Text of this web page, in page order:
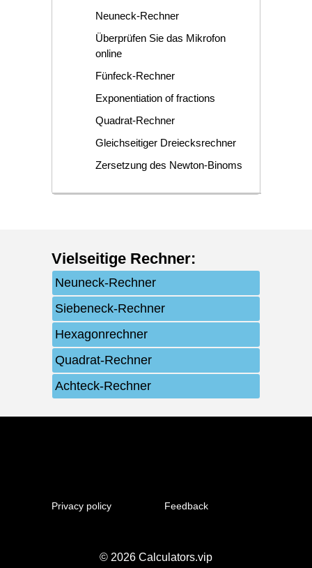
Neuneck-Rechner
Überprüfen Sie das Mikrofon
online
Fünfeck-Rechner
Exponentiation of fractions
Quadrat-Rechner
Gleichseitiger Dreiecksrechner
Zersetzung des Newton-Binoms
Vielseitige Rechner:
Neuneck-Rechner
Siebeneck-Rechner
Hexagonrechner
Quadrat-Rechner
Achteck-Rechner
Privacy policy Feedback
© 2026 Calculators.vip